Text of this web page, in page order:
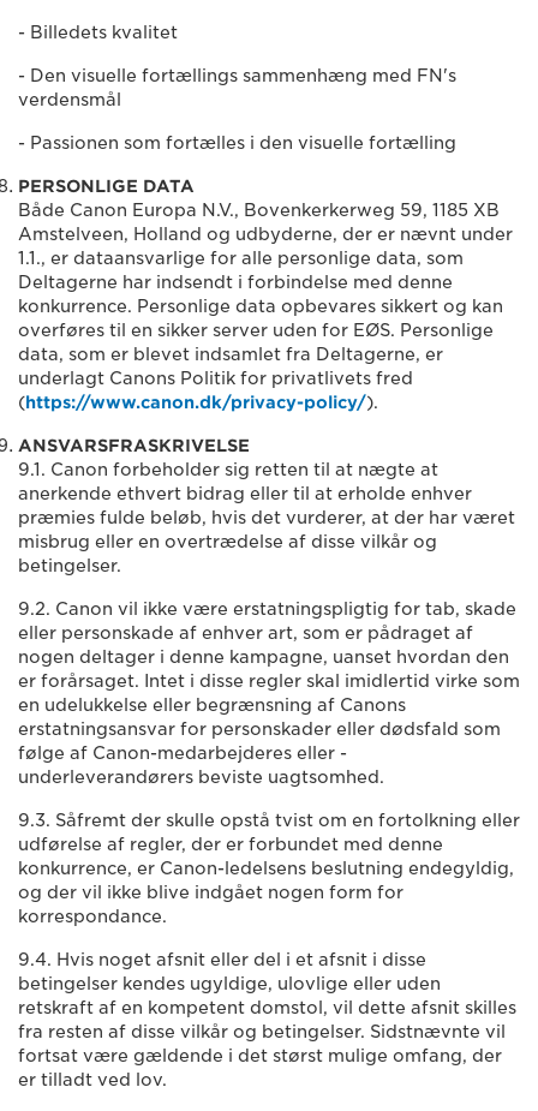
- Billedets kvalitet
- Den visuelle fortællings sammenhæng med FN's
verdensmål
- Passionen som fortælles i den visuelle fortælling
PERSONLIGE DATA
Både Canon Europa N.V., Bovenkerkerweg 59, 1185 XB
Amstelveen, Holland og udbyderne, der er nævnt under
1.1., er dataansvarlige for alle personlige data, som
Deltagerne har indsendt i forbindelse med denne
konkurrence. Personlige data opbevares sikkert og kan
overføres til en sikker server uden for EØS. Personlige
data, som er blevet indsamlet fra Deltagerne, er
underlagt Canons Politik for privatlivets fred
(https://www.canon.dk/privacy-policy/).
ANSVARSFRASKRIVELSE
9.1. Canon forbeholder sig retten til at nægte at
anerkende ethvert bidrag eller til at erholde enhver
præmies fulde beløb, hvis det vurderer, at der har været
misbrug eller en overtrædelse af disse vilkår og
betingelser.
9.2. Canon vil ikke være erstatningspligtig for tab, skade
eller personskade af enhver art, som er pådraget af
nogen deltager i denne kampagne, uanset hvordan den
er forårsaget. Intet i disse regler skal imidlertid virke som
en udelukkelse eller begrænsning af Canons
erstatningsansvar for personskader eller dødsfald som
følge af Canon-medarbejderes eller -
underleverandørers beviste uagtsomhed.
9.3. Såfremt der skulle opstå tvist om en fortolkning eller
udførelse af regler, der er forbundet med denne
konkurrence, er Canon-ledelsens beslutning endegyldig,
og der vil ikke blive indgået nogen form for
korrespondance.
9.4. Hvis noget afsnit eller del i et afsnit i disse
betingelser kendes ugyldige, ulovlige eller uden
retskraft af en kompetent domstol, vil dette afsnit skilles
fra resten af disse vilkår og betingelser. Sidstnævnte vil
fortsat være gældende i det størst mulige omfang, der
er tilladt ved lov.